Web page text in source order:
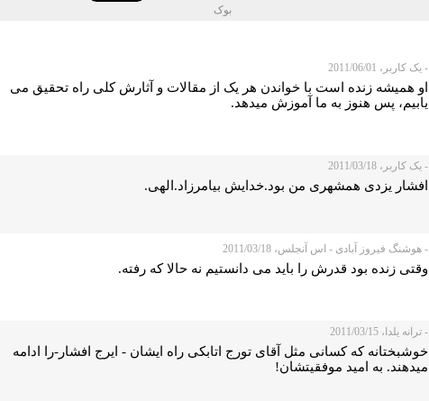
بوک
- یک کاربر، 2011/06/01
او همیشه زنده است با خواندن هر یک از مقالات و آثارش کلی راه تحقیق می
یابیم، پس هنوز به ما آموزش میدهد.
- یک کاربر، 2011/03/18
افشار یزدی همشهری من بود.خدایش بیامرزاد.الهی.
- هوشنگ فیروز آبادی - اس آنجلس، 2011/03/18
وقتی زنده بود قدرش را باید می دانستیم نه حالا که رفته.
- ترانه یلدا، 2011/03/15
خوشبختانه که کسانی مثل آقای تورج اتابکی راه ایشان - ایرج افشار-را ادامه
میدهند. به امید موفقیتشان!